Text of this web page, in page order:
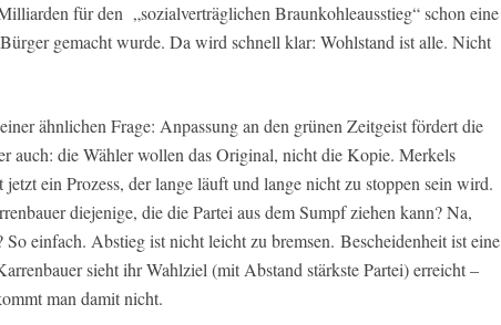
für den „sozialverträglichen Braunkohleausstieg“ schon eine
gemacht wurde. Da wird schnell klar: Wohlstand ist alle. Nicht
ähnlichen Frage: Anpassung an den grünen Zeitgeist fördert die
auch: die Wähler wollen das Original, nicht die Kopie. Merkels
ein Prozess, der lange läuft und lange nicht zu stoppen sein wird.
diejenige, die die Partei aus dem Sumpf ziehen kann? Na,
So einfach. Abstieg ist nicht leicht zu bremsen. Bescheidenheit ist eine
sieht ihr Wahlziel (mit Abstand stärkste Partei) erreicht –
man damit nicht.